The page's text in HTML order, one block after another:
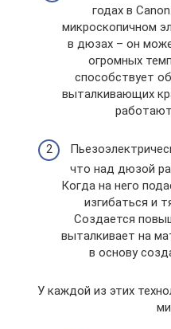
годах в
микроскопичном
в дюзах – он
огромных
способствует
выталкивающих
что над дюзой
Когда на него
изгибаться и
Создается
выталкивает на
в основу
У каждой из этих